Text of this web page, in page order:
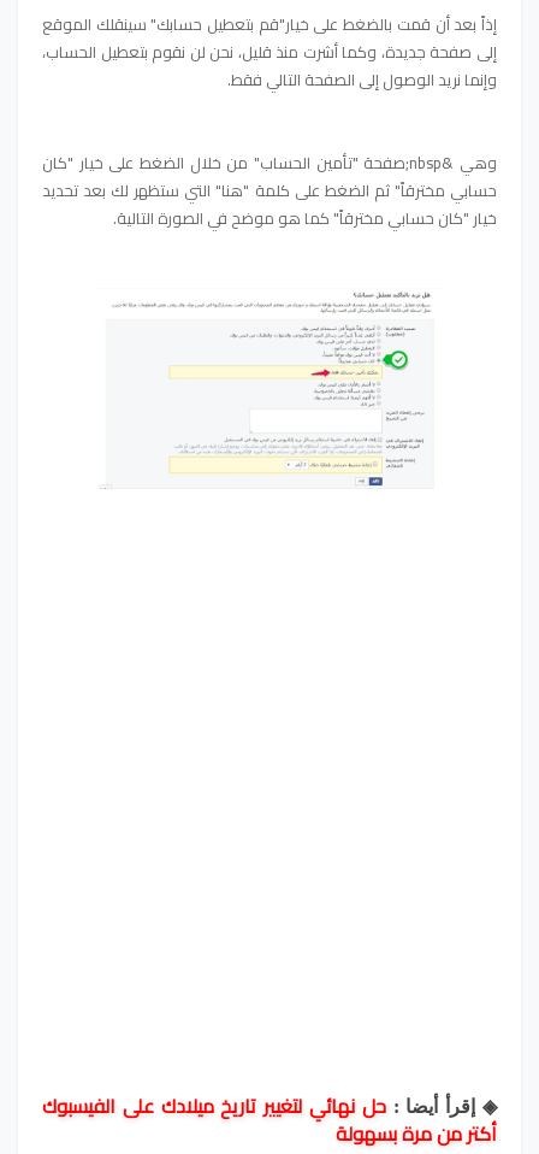
إذاً بعد أن قمت بالضغط على خيار"قم بتعطيل حسابك" سينقلك الموقع
إلى صفحة جديدة، وكما أشرت منذ قليل، نحن لن نقوم بتعطيل الحساب،
وإنما نريد الوصول إلى الصفحة التالي فقط.
وهي &nbsp;صفحة "تأمين الحساب" من خلال الضغط على خيار "كان
حسابي مخترقاً" ثم الضغط على كلمة "هنا" التي ستظهر لك بعد تحديد
خيار "كان حسابي مخترقاً" كما هو موضح في الصورة التالية.
◈ إقرأ أيضا : حل نهائي لتغيير تاريخ ميلادك على الفيسبوك
أكتر من مرة بسهولة